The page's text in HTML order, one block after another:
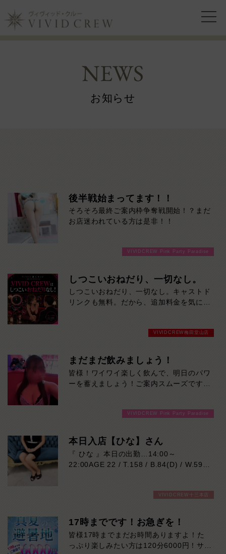
NEWS
お知らせ
後半戦始まってます！！
そろそろ最終ご案内枠争奪戦開始！？まだ
お店迷われている方は是非！！
VIVIDCREW Pink Party Paradise
しつこいおねだり、一切なし。
しつこいおねだり、一切なし。キャストド
リンクも無料。だから、追加料金を気にせ
文の営業は一切ありません。さらに、キャ
頼まれて、気づいたら会計が高くなってい
た…」そんな心配をせず、最初から最後ま
で安心して楽しんでいただけます。女の子
との時間を楽しむために来たのに、追加料
VIVID CREWは、無理なおねだりではな
く、会話・接客・居心地の良さで楽しんで
ず、スマートに遊びたい方へ。「思ってい
たより高かった」をなくす。それがVIVID
CREWの安心システムです。
VIVIDCREW梅田堂山店
まだまだ飲みましょう！
皆様！ワイワイ楽しく飲んで、明日のパワ
ーを蓄えましょう！ご案内スムーズですよ
VIVIDCREW Pink Party Paradise
本日入店【ひな】さん
『 ひな 』本日の出勤…14:00～
22:00AGE 22 / T.158 / B.84(D) / W.59 /
です♡お仕事は今回が初めてなので、初々
しさもたっぷり♪
飾らない笑顔と一生懸命な姿に、思わずキ
ュンとしてしまうはず！一緒にいるだけで
VIVIDCREW十三本店
17時までです！お急ぎを！
皆様17時までまだお時間ありますよ！た
っぷり楽しみたい方は120分6000円！サク